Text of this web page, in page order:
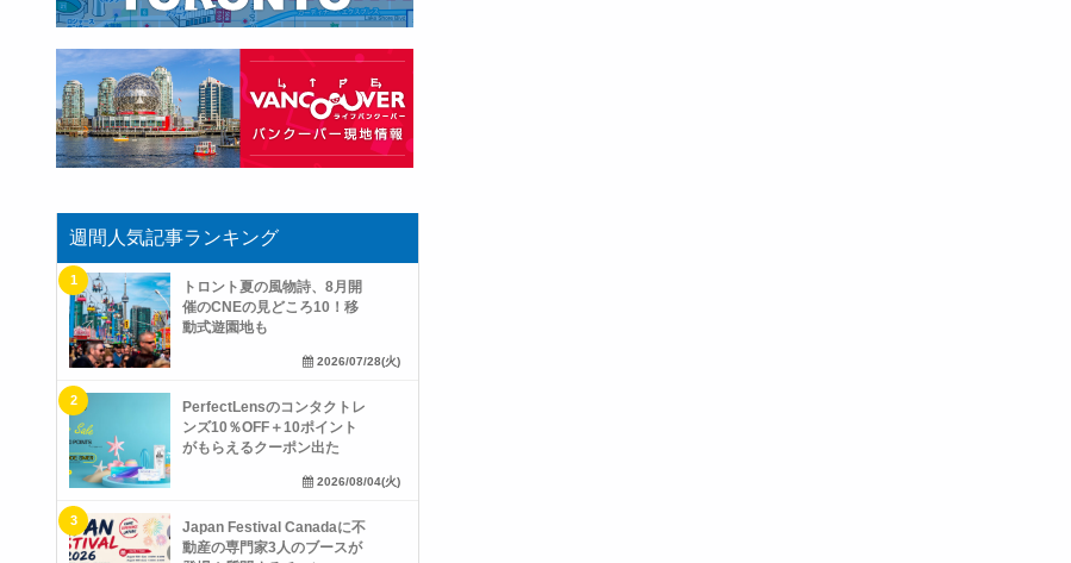
週間人気記事ランキング
トロント夏の風物詩、8月開
催のCNEの見どころ10！移
動式遊園地も
2026/07/28(火)
PerfectLensのコンタクトレ
ンズ10％OFF＋10ポイント
がもらえるクーポン出た
2026/08/04(火)
Japan Festival Canadaに不
動産の専門家3人のブースが